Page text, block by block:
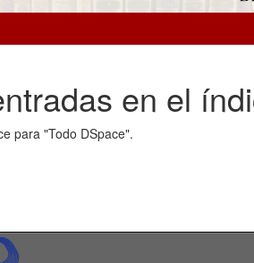
en el
para "Todo DSpace".